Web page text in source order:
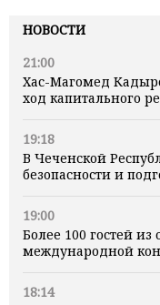
НОВОСТИ
21:00
Хас-Магомед
ход капитального
19:18
В Чеченской
безопасности и
19:00
Более 100 гостей из
международной
18:14